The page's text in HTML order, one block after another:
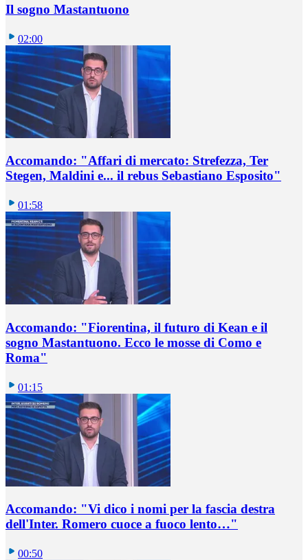
Il sogno Mastantuono
02:00
Accomando: "Affari di mercato: Strefezza, Ter
Stegen, Maldini e... il rebus Sebastiano Esposito"
01:58
Accomando: "Fiorentina, il futuro di Kean e il
sogno Mastantuono. Ecco le mosse di Como e
Roma"
01:15
Accomando: "Vi dico i nomi per la fascia destra
dell'Inter. Romero cuoce a fuoco lento…"
00:50